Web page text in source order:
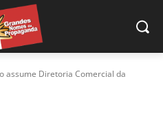
assume Diretoria Comercial da